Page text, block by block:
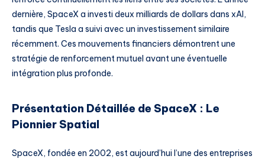
dernière, SpaceX a investi deux milliards de dollars dans xAI,
tandis que Tesla a suivi avec un investissement similaire
récemment. Ces mouvements financiers démontrent une
stratégie de renforcement mutuel avant une éventuelle
intégration plus profonde.
Présentation Détaillée de SpaceX : Le
Pionnier Spatial
SpaceX, fondée en 2002, est aujourd’hui l’une des entreprises